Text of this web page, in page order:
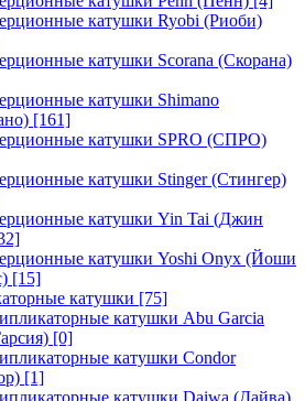
катушки Ryobi (Риоби)
катушки Scorana (Скорана)
катушки Shimano
[161]
катушки SPRO (СПРО)
катушки Stinger (Стингер)
катушки Yin Tai (Джин
катушки Yoshi Onyx (Йоши
[15]
катушки [75]
катушки Abu Garcia
[0]
катушки Condor
[1]